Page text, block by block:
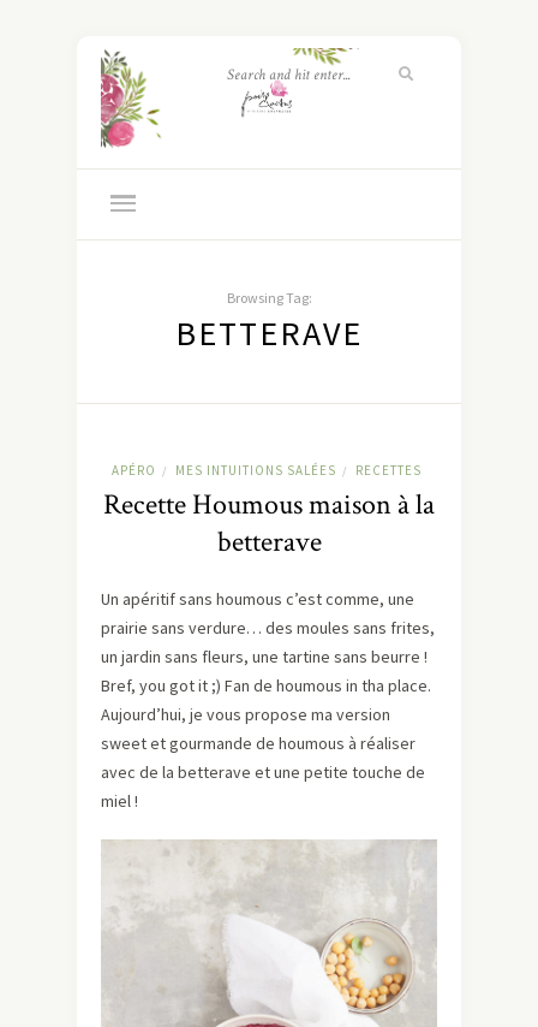
Browsing Tag:
BETTERAVE
APÉRO / MES INTUITIONS SALÉES / RECETTES
Recette Houmous maison à la
betterave
Un apéritif sans houmous c’est comme, une
prairie sans verdure… des moules sans frites,
un jardin sans fleurs, une tartine sans beurre !
Bref, you got it ;) Fan de houmous in tha place.
Aujourd’hui, je vous propose ma version
sweet et gourmande de houmous à réaliser
avec de la betterave et une petite touche de
miel !